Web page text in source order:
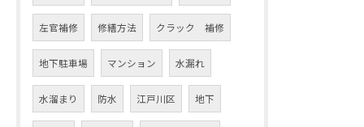
左官補修 修繕方法 クラック 補修
地下駐車場 マンション 水漏れ
水溜まり 防水 江戸川区 地下